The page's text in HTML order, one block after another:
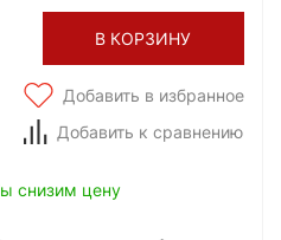
В КОРЗИНУ
Добавить в избранное
Добавить к сравнению
снизим цену